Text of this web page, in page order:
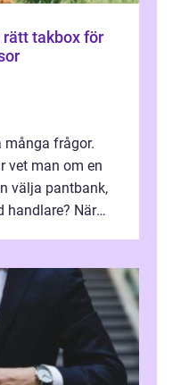
många frågor.
vet man om en
välja pantbank,
handlare? När